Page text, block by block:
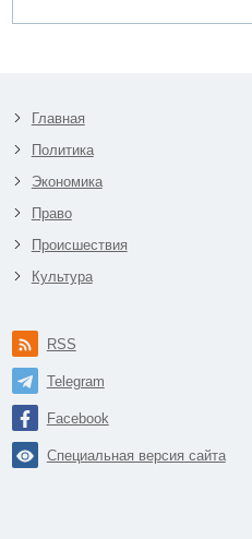
Главная
Политика
Экономика
Право
Происшествия
Культура
RSS
Telegram
Facebook
Специальная версия сайта